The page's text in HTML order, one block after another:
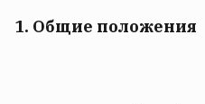
1. Общие положения